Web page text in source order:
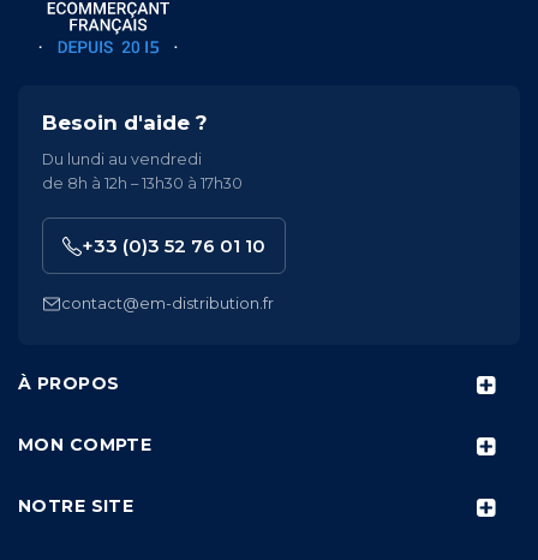
À PROPOS
MON COMPTE
NOTRE SITE
Besoin d'aide ?
Du lundi au vendredi
de 8h à 12h – 13h30 à 17h30
+33 (0)3 52 76 01 10
contact@em-distribution.fr